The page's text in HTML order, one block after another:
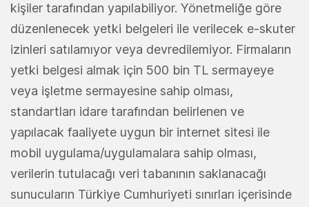
kişiler tarafından yapılabiliyor. Yönetmeliğe göre
düzenlenecek yetki belgeleri ile verilecek e-skuter
izinleri satılamıyor veya devredilemiyor. Firmaların
yetki belgesi almak için 500 bin TL sermayeye
veya işletme sermayesine sahip olması,
standartları idare tarafından belirlenen ve
yapılacak faaliyete uygun bir internet sitesi ile
mobil uygulama/uygulamalara sahip olması,
verilerin tutulacağı veri tabanının saklanacağı
sunucuların Türkiye Cumhuriyeti sınırları içerisinde